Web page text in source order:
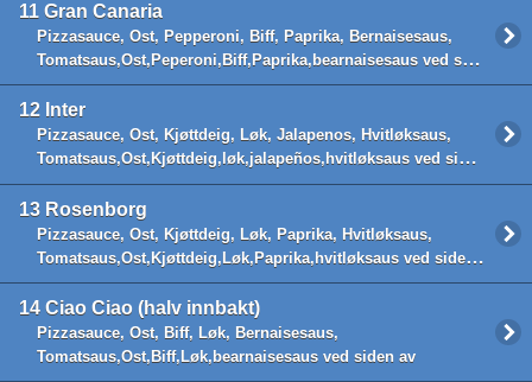
11 Gran Canaria
Pizzasauce, Ost, Pepperoni, Biff, Paprika, Bernaisesaus,
Tomatsaus,Ost,Peperoni,Biff,Paprika,bearnaisesaus ved siden av
12 Inter
Pizzasauce, Ost, Kjøttdeig, Løk, Jalapenos, Hvitløksaus,
Tomatsaus,Ost,Kjøttdeig,løk,jalapeños,hvitløksaus ved siden av
13 Rosenborg
Pizzasauce, Ost, Kjøttdeig, Løk, Paprika, Hvitløksaus,
Tomatsaus,Ost,Kjøttdeig,Løk,Paprika,hvitløksaus ved siden av
14 Ciao Ciao (halv innbakt)
Pizzasauce, Ost, Biff, Løk, Bernaisesaus,
Tomatsaus,Ost,Biff,Løk,bearnaisesaus ved siden av